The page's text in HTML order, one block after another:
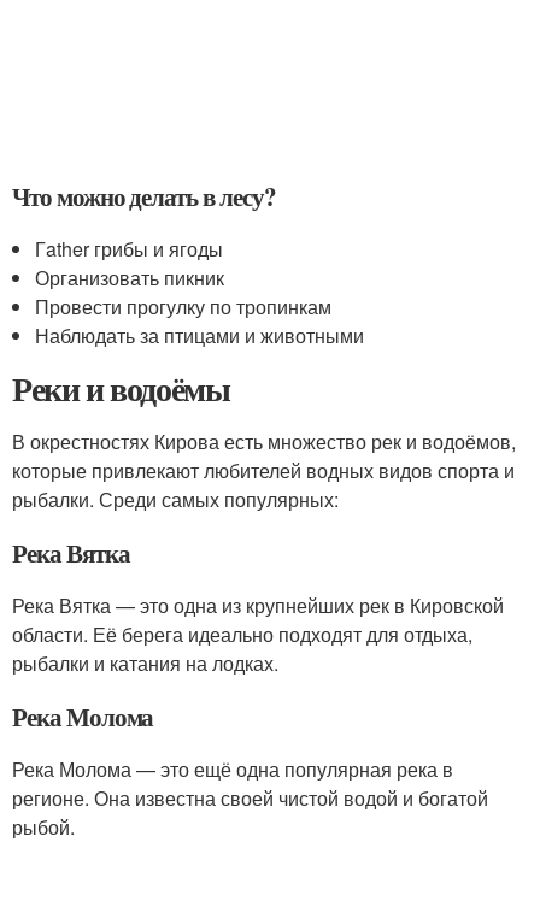
Что можно делать в лесу?
Гather грибы и ягоды
Организовать пикник
Провести прогулку по тропинкам
Наблюдать за птицами и животными
Реки и водоёмы
В окрестностях Кирова есть множество рек и водоёмов,
которые привлекают любителей водных видов спорта и
рыбалки. Среди самых популярных:
Река Вятка
Река Вятка — это одна из крупнейших рек в Кировской
области. Её берега идеально подходят для отдыха,
рыбалки и катания на лодках.
Река Молома
Река Молома — это ещё одна популярная река в
регионе. Она известна своей чистой водой и богатой
рыбой.